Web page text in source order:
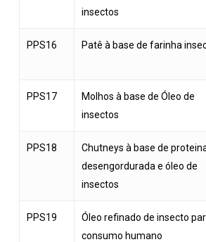
insectos
PPS16 Patê à base de farinha
PPS17
Molhos à base de Óleo de
insectos
PPS18
Chutneys à base de
desengordurada e óleo de
insectos
PPS19
Óleo refinado de insecto
consumo humano